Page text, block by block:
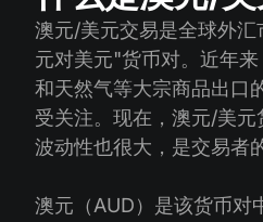
澳元/美元交易是全球外
元对美元"货币对。近年
和天然气等大宗商品出口
受关注。现在，澳元/美元
波动性也很大，是交易者
澳元（AUD）是该货币对